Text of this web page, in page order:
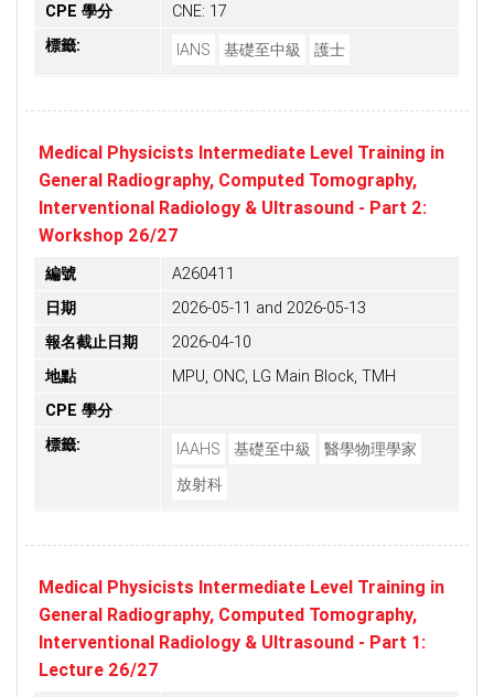
CPE 學分
CNE: 17
標籤:
IANS 基礎至中級 護士
Medical Physicists Intermediate Level Training in
General Radiography, Computed Tomography,
Interventional Radiology & Ultrasound - Part 2:
Workshop 26/27
編號
A260411
日期
2026-05-11 and 2026-05-13
報名截止日期
2026-04-10
地點
MPU, ONC, LG Main Block, TMH
CPE 學分
標籤:
IAAHS 基礎至中級
醫學物理學家
放射科
Medical Physicists Intermediate Level Training in
General Radiography, Computed Tomography,
Interventional Radiology & Ultrasound - Part 1:
Lecture 26/27